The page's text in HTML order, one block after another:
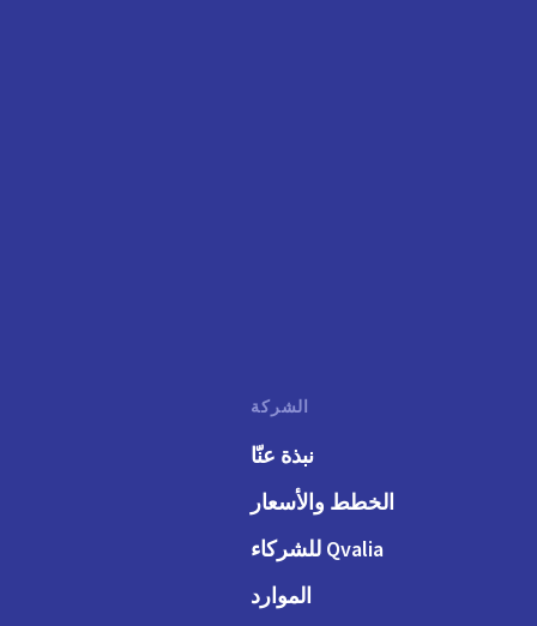
الشركة
نبذة عنّا
الخطط والأسعار
Qvalia للشركاء
الموارد